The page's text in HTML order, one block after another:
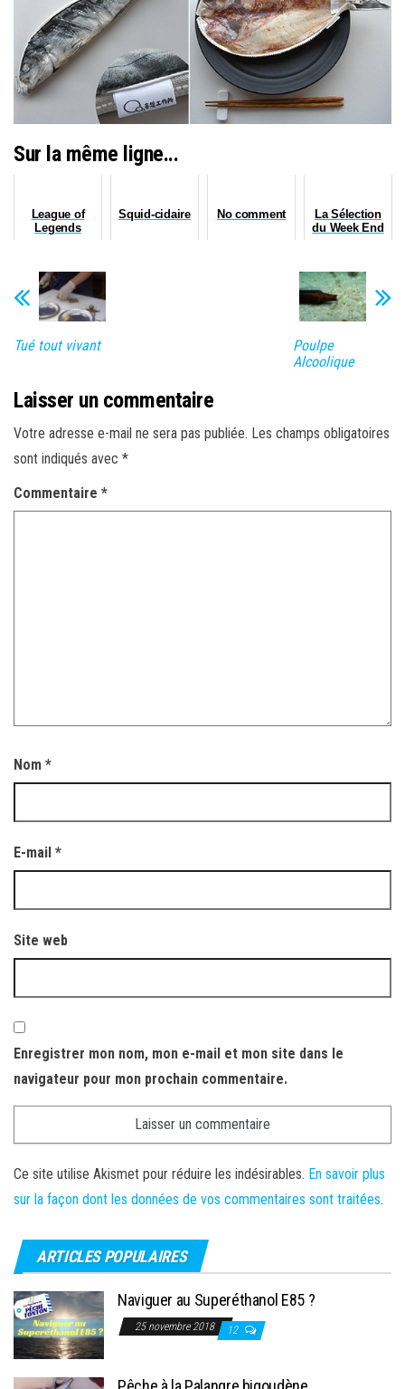
Sur la même ligne...
League of
Legends
Squid-cidaire No comment
La Sélection
du Week End
Tué tout vivant
Poulpe
Alcoolique
Laisser un commentaire
Votre adresse e-mail ne sera pas publiée. Les champs obligatoires
sont indiqués avec *
Commentaire *
Nom *
E-mail *
Site web
Enregistrer mon nom, mon e-mail et mon site dans le
navigateur pour mon prochain commentaire.
Ce site utilise Akismet pour réduire les indésirables. En savoir plus
sur la façon dont les données de vos commentaires sont traitées.
ARTICLES POPULAIRES
Naviguer au Superéthanol E85 ?
25 novembre 2018 12